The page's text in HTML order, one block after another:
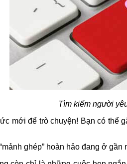
Tìm kiếm người
mới để trò chuyện! Bạn có
ghép” hoàn hảo đang ở gần